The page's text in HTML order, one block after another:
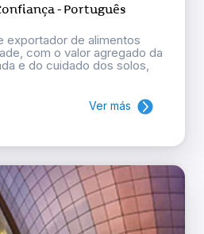
- Português
exportador de alimentos
com o valor agregado da
e do cuidado dos solos,
Ver más